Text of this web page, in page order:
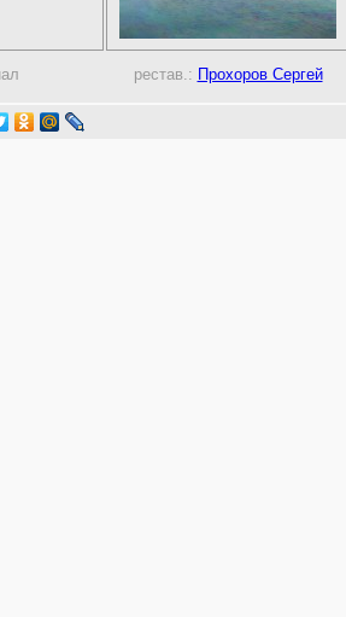
рестав.: Прохоров Сергей